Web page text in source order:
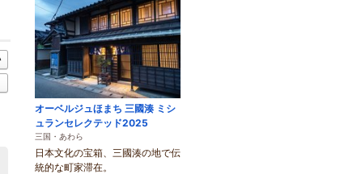
オーベルジュほまち 三國湊 ミシ
ュランセレクテッド2025
三国・あわら
日本文化の宝箱、三國湊の地で伝
統的な町家滞在。